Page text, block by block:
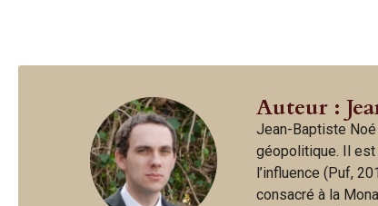
Auteur :
Jean-Baptiste
géopolitique. Il est
l’influence (Puf,
consacré à la